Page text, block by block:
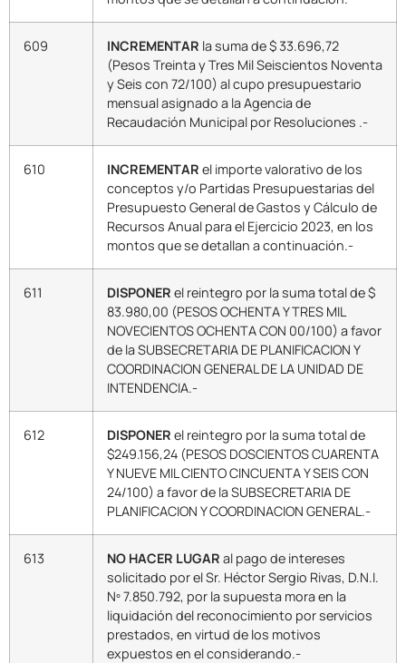
609 INCREMENTAR la suma de $ 33.696,72
(Pesos Treinta y Tres Mil Seiscientos Noventa
y Seis con 72/100) al cupo presupuestario
mensual asignado a la Agencia de
Recaudación Municipal por Resoluciones .-
610 INCREMENTAR el importe valorativo de los
conceptos y/o Partidas Presupuestarias del
Presupuesto General de Gastos y Cálculo de
Recursos Anual para el Ejercicio 2023, en los
montos que se detallan a continuación.-
611 DISPONER el reintegro por la suma total de $
83.980,00 (PESOS OCHENTA Y TRES MIL
NOVECIENTOS OCHENTA CON 00/100) a favor
de la SUBSECRETARIA DE PLANIFICACION Y
COORDINACION GENERAL DE LA UNIDAD DE
INTENDENCIA.-
612 DISPONER el reintegro por la suma total de
$249.156,24 (PESOS DOSCIENTOS CUARENTA
Y NUEVE MIL CIENTO CINCUENTA Y SEIS CON
24/100) a favor de la SUBSECRETARIA DE
PLANIFICACION Y COORDINACION GENERAL.-
613 NO HACER LUGAR al pago de intereses
solicitado por el Sr. Héctor Sergio Rivas, D.N.I.
Nº 7.850.792, por la supuesta mora en la
liquidación del reconocimiento por servicios
prestados, en virtud de los motivos
expuestos en el considerando.-